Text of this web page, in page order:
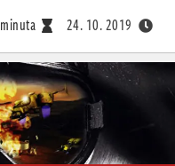
24. 10. 2019